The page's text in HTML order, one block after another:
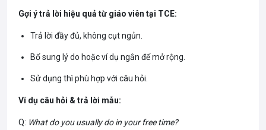
Gợi ý trả lời hiệu quả từ giáo viên tại TCE:
Trả lời đầy đủ, không cụt ngủn.
Bổ sung lý do hoặc ví dụ ngắn để mở rộng.
Sử dụng thì phù hợp với câu hỏi.
Ví dụ câu hỏi & trả lời mẫu:
Q: What do you usually do in your free time?